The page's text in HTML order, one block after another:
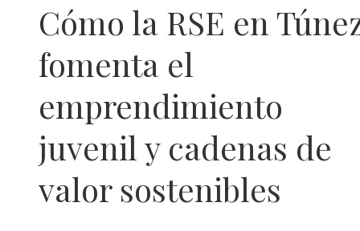
Cómo la RSE en
fomenta el
emprendimiento
juvenil y cadenas de
valor sostenibles